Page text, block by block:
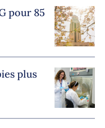
pour 85
plus